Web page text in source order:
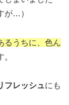
が…）
るうちに、色ん
。
フレッシュにも